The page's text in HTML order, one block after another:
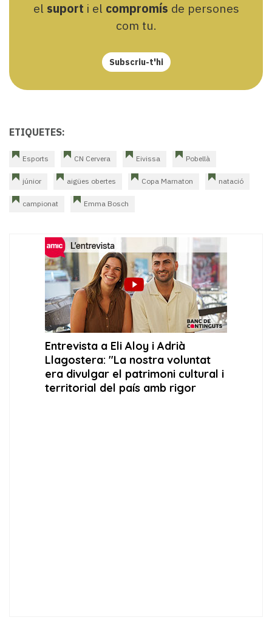
el suport i el compromís de persones
com tu.
Subscriu-t'hi
ETIQUETES:
Esports CN Cervera Eivissa Pobellà
júnior aigües obertes Copa Marnaton natació
campionat Emma Bosch